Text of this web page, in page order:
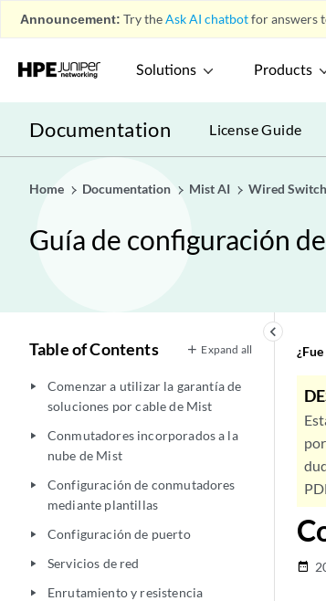
Announcement: Try theAsk AI chatbotfor answers
Solutions Products
Documentation License Guide
Home Documentation Mist AI Wired
Guía de configuración
keyboard_arrow_left
Table of Contents Expand all
play_arrow
Comenzar a utilizar la garantía de
soluciones por cable de Mist
play_arrow
Conmutadores incorporados a la
nube de Mist
play_arrow
Configuración de conmutadores
mediante plantillas
play_arrow Configuración de puerto
play_arrow Servicios de red
play_arrow Enrutamiento y resistencia
date_range